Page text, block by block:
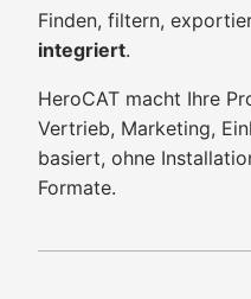
Finden, filtern,
integriert.
HeroCAT macht Ihre
Vertrieb, Marketing,
basiert, ohne
Formate.